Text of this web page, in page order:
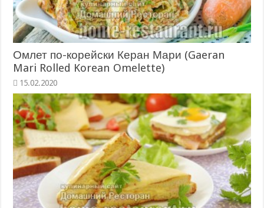
Омлет по-корейски Керан Мари (Gaeran
Mari Rolled Korean Omelette)
15.02.2020